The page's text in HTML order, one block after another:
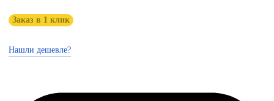
Заказ в 1 клик
Нашли дешевле?